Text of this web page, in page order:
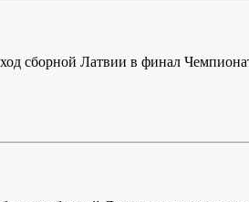
сборной Латвии в финал